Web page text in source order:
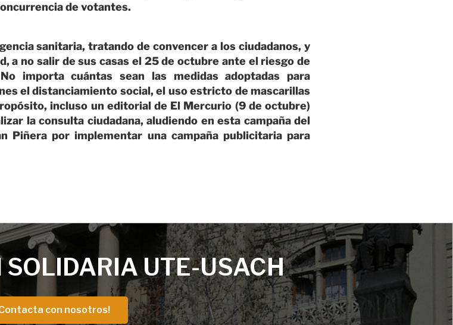
de votantes.
sanitaria, tratando de convencer a los ciudadanos, y
a no salir de sus casas el 25 de octubre ante el riesgo de
importa cuántas sean las medidas adoptadas para
el distanciamiento social, el uso estricto de mascarillas
incluso un editorial de El Mercurio (9 de octubre)
la consulta ciudadana, aludiendo en esta campaña del
Piñera por implementar una campaña publicitaria para
SOLIDARIA UTE-USACH
con nosotros!